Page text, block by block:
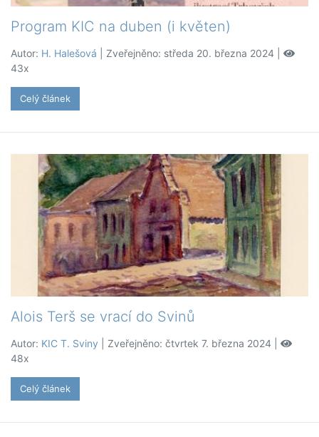
Program KIC na duben (i květen)
Autor: H. Halešová | Zveřejněno: středa 20. března 2024 |
43x
Celý článek
Alois Terš se vrací do Svinů
Autor: KIC T. Sviny | Zveřejněno: čtvrtek 7. března 2024 |
48x
Celý článek